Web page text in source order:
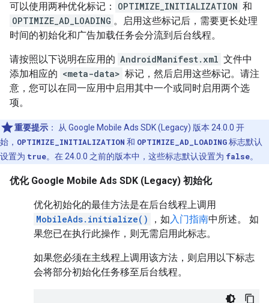
可以使用两种优化标记： OPTIMIZE_INITIALIZATION 和
OPTIMIZE_AD_LOADING 。启用这些标记后，需要更长处理
时间的初始化和广告加载任务会分流到后台线程。
请按照以下说明在应用的 AndroidManifest.xml 文件中
添加相应的 <meta-data> 标记，然后启用这些标记。请注
意，您可以在同一应用中启用其中一个或同时启用两个选
项。
重要提示 ： 从 Google Mobile Ads SDK (Legacy) 版本 24.0.0 开
始， OPTIMIZE_INITIALIZATION 和 OPTIMIZE_AD_LOADING标志默认
设置为 true。在 24.0.0 之前的版本中，这些标志默认设置为 false。
优化 Google Mobile Ads SDK (Legacy) 初始化
优化初始化的最佳方法是在后台线程上调用
MobileAds.initialize()
，如入门指南中所述。 如
果您已在执行此操作，则无需启用此标志。
如果您必须在主线程上调用该方法，则启用以下标志
会将部分初始化任务移至后台线程。